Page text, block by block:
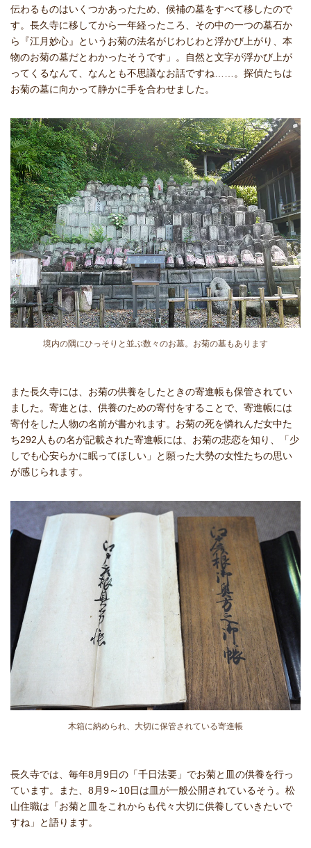
伝わるものはいくつかあったため、候補の墓をすべて移したので
す。長久寺に移してから一年経ったころ、その中の一つの墓石か
ら『江月妙心』というお菊の法名がじわじわと浮かび上がり、本
物のお菊の墓だとわかったそうです」。自然と文字が浮かび上が
ってくるなんて、なんとも不思議なお話ですね……。探偵たちは
お菊の墓に向かって静かに手を合わせました。
境内の隅にひっそりと並ぶ数々のお墓。お菊の墓もあります
また長久寺には、お菊の供養をしたときの寄進帳も保管されてい
ました。寄進とは、供養のための寄付をすることで、寄進帳には
寄付をした人物の名前が書かれます。お菊の死を憐れんだ女中た
ち292人もの名が記載された寄進帳には、お菊の悲恋を知り、「少
しでも心安らかに眠ってほしい」と願った大勢の女性たちの思い
が感じられます。
木箱に納められ、大切に保管されている寄進帳
長久寺では、毎年8月9日の「千日法要」でお菊と皿の供養を行っ
ています。また、8月9～10日は皿が一般公開されているそう。松
山住職は「お菊と皿をこれからも代々大切に供養していきたいで
すね」と語ります。